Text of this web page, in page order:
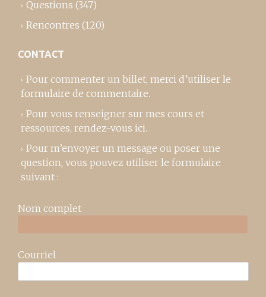
Questions (347)
Rencontres (120)
CONTACT
Pour commenter un billet, merci d’utiliser le
formulaire de commentaire.
Pour vous renseigner sur mes cours et
ressources, rendez-vous ici.
Pour m’envoyer un message ou poser une
question, vous pouvez utiliser le formulaire
suivant :
Nom complet
Courriel